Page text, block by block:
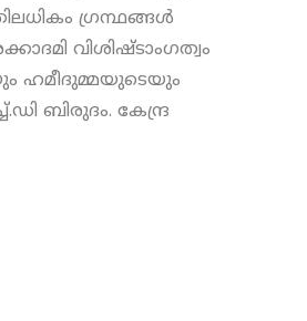
ഗ്രന്ഥങ്ങൾ
വിശിഷ്ടാംഗത്വം
ഹമീദുമ്മയുടെയും
ബിരുദം. കേന്ദ്ര